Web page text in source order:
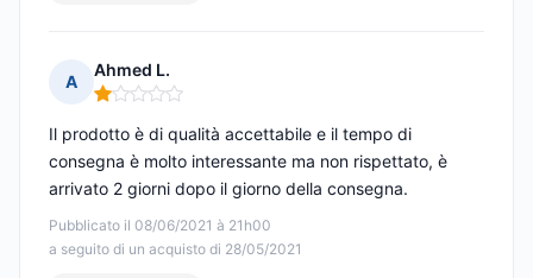
A
Ahmed L.
Nota: 1 su 5
Pubblicato il 08/06/2021 à 21h00
a seguito di un acquisto di 28/05/2021
Il prodotto è di qualità accettabile e il tempo di
consegna è molto interessante ma non rispettato, è
arrivato 2 giorni dopo il giorno della consegna.